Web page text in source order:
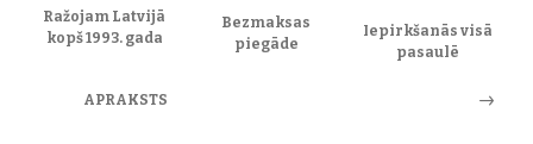
Ražojam Latvijā
kopš 1993. gada
Bezmaksas
piegāde
Iepirkšanās visā
pasaulē
APRAKSTS